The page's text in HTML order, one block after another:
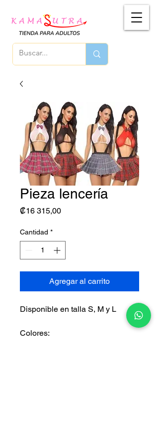
Pieza lencería
₡16 315,00Precio
Cantidad *
Agregar al carrito
Disponible en talla S, M y L
Colores: